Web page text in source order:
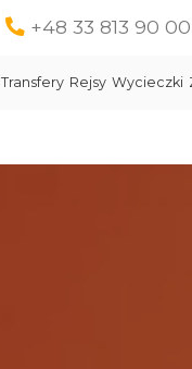
+48 33 813 90 00
Transfery Rejsy Wycieczki